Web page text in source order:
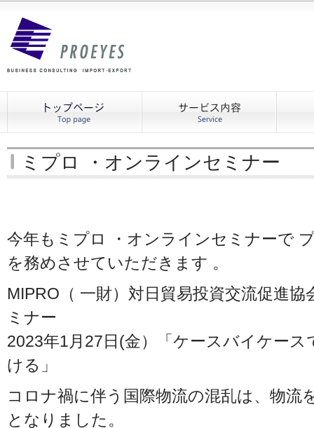
ミプロ ・オンラインセミナー
今年もミプロ ・オンラインセミナーで
を務めさせていただきます 。
MIPRO（ 一財）対日貿易投資交流促進
ミナー
2023年1月27日(金）「ケースバイケース
ける」
コロナ禍に伴う国際物流の混乱は、物流
となりました。